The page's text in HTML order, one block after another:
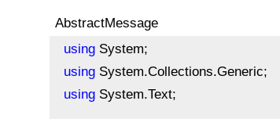
AbstractMessage
usingSystem;
usingSystem.Collections.Generic;
usingSystem.Text;